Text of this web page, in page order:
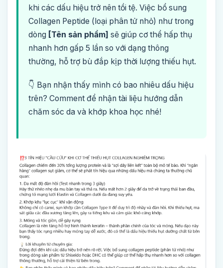
khi các dấu hiệu trở nên tồi tệ. Việc bổ sung
Collagen Peptide (loại phân tử nhỏ) như trong
dòng [Tên sản phẩm] sẽ giúp cơ thể hấp thụ
nhanh hơn gấp 5 lần so với dạng thông
thường, hỗ trợ bù đắp kịp thời lượng thiếu hụt.
👇 Bạn nhận thấy mình có bao nhiêu dấu hiệu
trên? Comment để nhận tài liệu hướng dẫn
chăm sóc da và khớp khoa học nhé!